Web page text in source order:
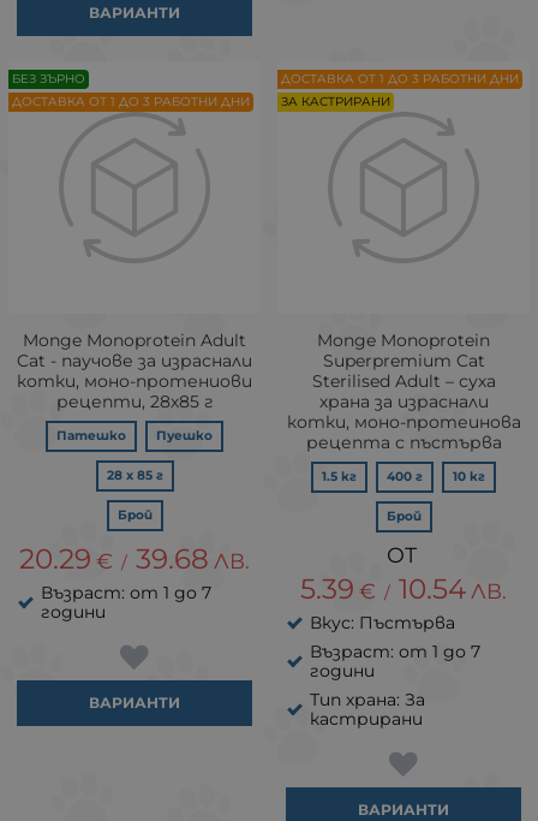
ВАРИАНТИ
Monge Monoprotein Adult
Cat - паучове за израснали
котки, моно-протениови
рецепти, 28х85 г
Патешко Пуешко
28 х 85 г
Брой
20.29 € / 39.68 ЛВ.
Възраст: от 1 до 7
години
ВАРИАНТИ
БЕЗ ЗЪРНО
ДОСТАВКА ОТ 1 ДО 3 РАБОТНИ ДНИ
Monge Monoprotein
Superpremium Cat
Sterilised Adult – суха
храна за израснали
котки, моно-протеинова
рецепта с пъстърва
1.5 кг 400 г 10 кг
Брой
5.39 € / 10.54 ЛВ.
Вкус: Пъстърва
Възраст: от 1 до 7
години
Тип храна: За
кастрирани
ВАРИАНТИ
ДОСТАВКА ОТ 1 ДО 3 РАБОТНИ ДНИ
ЗА КАСТРИРАНИ